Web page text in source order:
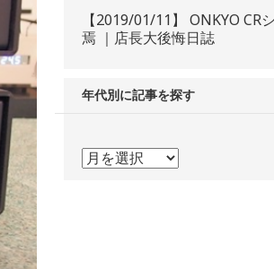
【2019/01/11】 ONKYO CR
焉 ｜店長大後悔日誌
年代別に記事を探す
年